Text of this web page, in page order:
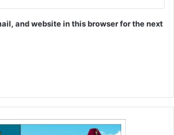
and website in this browser for the next